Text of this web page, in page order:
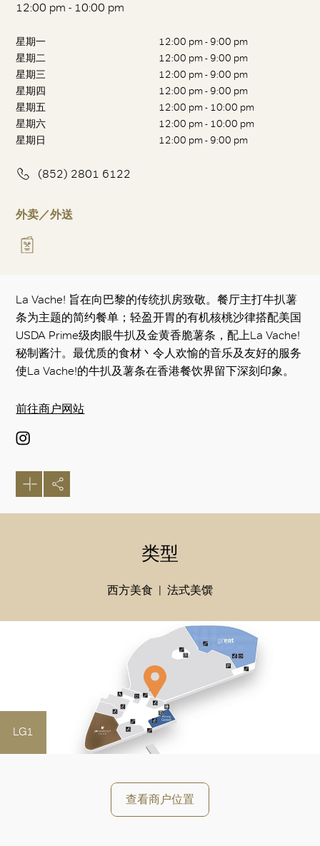
12:00 pm - 10:00 pm
星期一
12:00 pm - 9:00 pm
星期二
12:00 pm - 9:00 pm
星期三
12:00 pm - 9:00 pm
星期四
12:00 pm - 9:00 pm
星期五
12:00 pm - 10:00 pm
星期六
12:00 pm - 10:00 pm
星期日
12:00 pm - 9:00 pm
(852) 2801 6122
外卖／外送
La Vache! 旨在向巴黎的传统扒房致敬。餐厅主打牛扒薯
条为主题的简约餐单；轻盈开胃的有机核桃沙律搭配美国
USDA Prime级肉眼牛扒及金黄香脆薯条，配上La Vache!
秘制酱汁。最优质的食材丶令人欢愉的音乐及友好的服务
使La Vache!的牛扒及薯条在香港餐饮界留下深刻印象。
前往商户网站
类型
西方美食 法式美馔
LG1
查看商户位置
好